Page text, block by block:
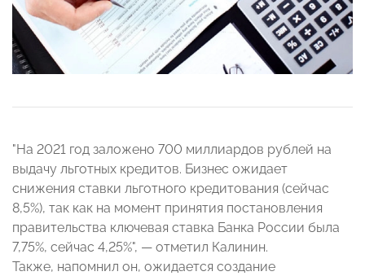
"На 2021 год заложено 700 миллиардов рублей на
выдачу льготных кредитов. Бизнес ожидает
снижения ставки льготного кредитования (сейчас
8,5%), так как на момент принятия постановления
правительства ключевая ставка Банка России была
7,75%, сейчас 4,25%", — отметил Калинин.
Также, напомнил он, ожидается создание